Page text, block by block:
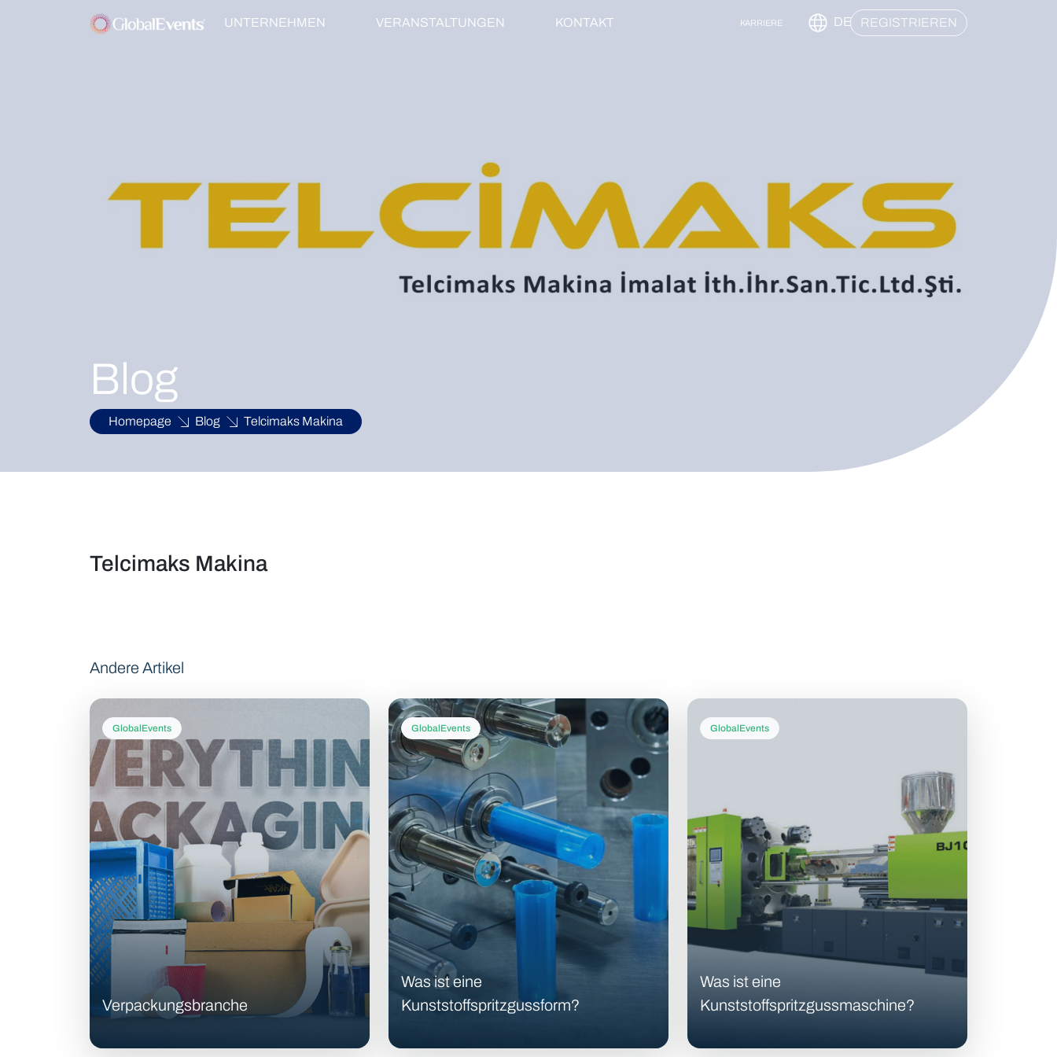
UNTERNEHMEN VERANSTALTUNGEN KONTAKT KARRIERE DE REGISTRIEREN
Blog
Homepage Blog Telcimaks Makina
Telcimaks Makina
Andere Artikel
GlobalEvents
Verpackungsbranche
GlobalEvents
Was ist eine
Kunststoffspritzgussform?
GlobalEvents
Was ist eine
Kunststoffspritzgussmaschine?